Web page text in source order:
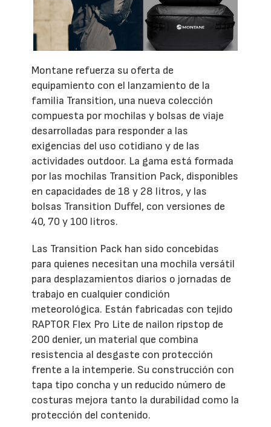
Montane refuerza su oferta de
equipamiento con el lanzamiento de la
familia Transition, una nueva colección
compuesta por mochilas y bolsas de viaje
desarrolladas para responder a las
exigencias del uso cotidiano y de las
actividades outdoor. La gama está formada
por las mochilas Transition Pack, disponibles
en capacidades de 18 y 28 litros, y las
bolsas Transition Duffel, con versiones de
40, 70 y 100 litros.
Las Transition Pack han sido concebidas
para quienes necesitan una mochila versátil
para desplazamientos diarios o jornadas de
trabajo en cualquier condición
meteorológica. Están fabricadas con tejido
RAPTOR Flex Pro Lite de nailon ripstop de
200 denier, un material que combina
resistencia al desgaste con protección
frente a la intemperie. Su construcción con
tapa tipo concha y un reducido número de
costuras mejora tanto la durabilidad como la
protección del contenido.